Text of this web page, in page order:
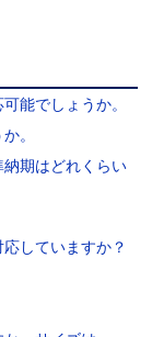
能でしょうか。
。
期はどれくらい
していますか？